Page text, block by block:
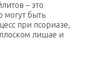
– это
могут быть
при псориазе,
лишае и